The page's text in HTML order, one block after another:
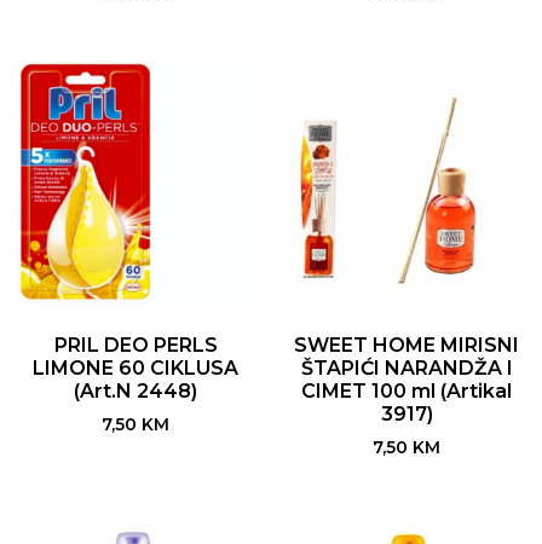
PRIL DEO PERLS
LIMONE 60 CIKLUSA
(Art.N 2448)
7,50 KM
SWEET HOME MIRISNI
ŠTAPIĆI NARANDŽA I
CIMET 100 ml (Artikal
3917)
7,50 KM